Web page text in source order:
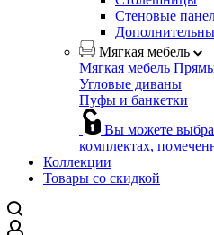
Стеновые
Мягкая мебель
Мягкая мебель
Угловые диваны
Пуфы и банкетки
Вы можете
комплектах,
Коллекции
Товары со скидкой